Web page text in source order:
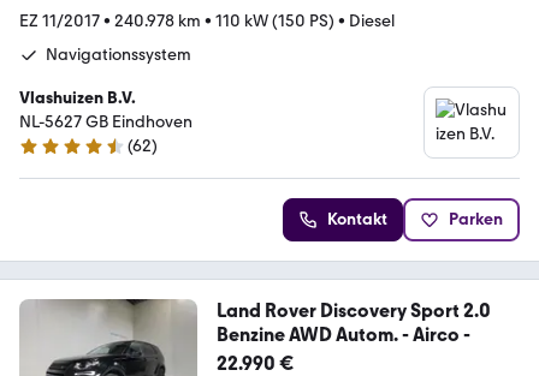
EZ 11/2017• 240.978 km • 110 kW (150 PS) • Diesel
Navigationssystem
Vlashuizen B.V.
NL-5627 GB Eindhoven
4.7 Sterne
(62)
Kontakt Parken
Land Rover Discovery Sport 2.0
Benzine AWD Autom. - Airco -
22.990 €